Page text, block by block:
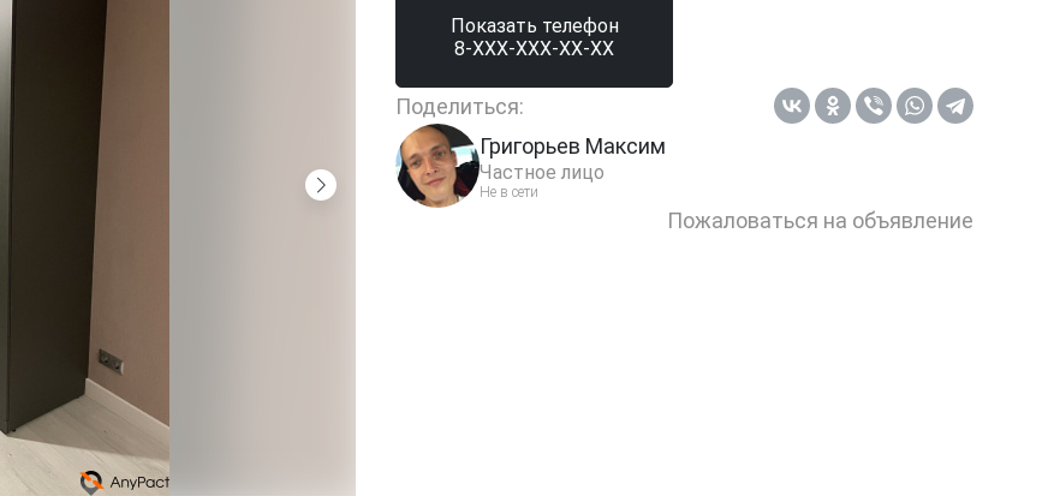
Показать телефон
8-XXX-XXX-XX-XX
Поделиться:
Григорьев Максим
Частное лицо
Не в сети
Пожаловаться на объявление